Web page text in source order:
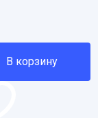
В корзину